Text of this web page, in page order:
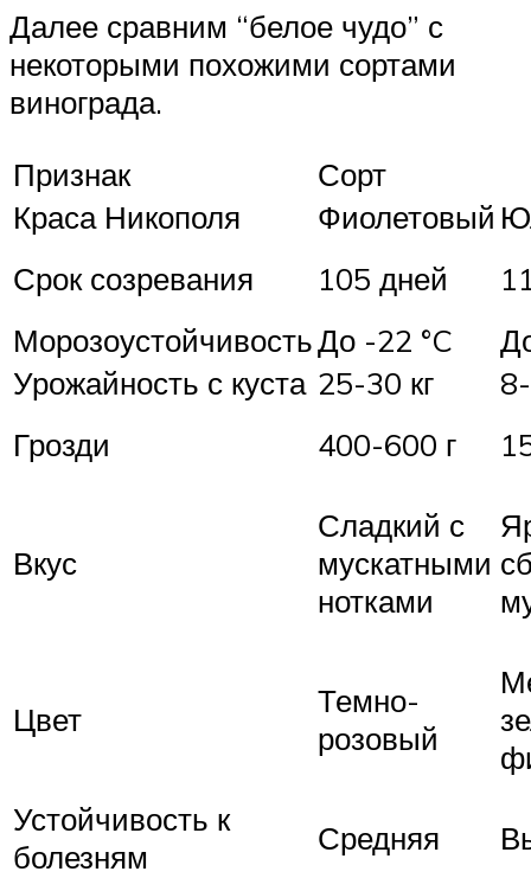
Далее сравним “белое чудо” с
некоторыми похожими сортами
винограда.
Признак
Сорт
Краса Никополя
Фиолетовый
Срок созревания
105 дней
МорозоустойчивостьДо -22 °C
Урожайность с куста 25-30 кг
Грозди
400-600 г
Вкус
Сладкий с
мускатными
нотками
Цвет
Темно-
розовый
Устойчивость к
болезням
Средняя